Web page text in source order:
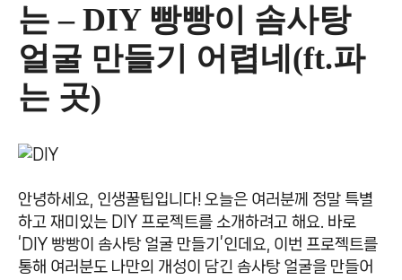
는 – DIY 빵빵이 솜사탕
얼굴 만들기 어렵네(ft.파
는 곳)
안녕하세요, 인생꿀팁입니다! 오늘은 여러분께 정말 특별
하고 재미있는 DIY 프로젝트를 소개하려고 해요. 바로
‘DIY 빵빵이 솜사탕 얼굴 만들기’인데요, 이번 프로젝트를
통해 여러분도 나만의 개성이 담긴 솜사탕 얼굴을 만들어